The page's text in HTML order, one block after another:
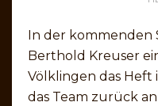
In der kommenden
Berthold Kreuser
Völklingen das Heft
das Team zurück